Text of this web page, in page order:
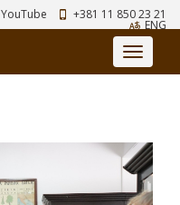
YouTube +381 11 850 23 21
ENG